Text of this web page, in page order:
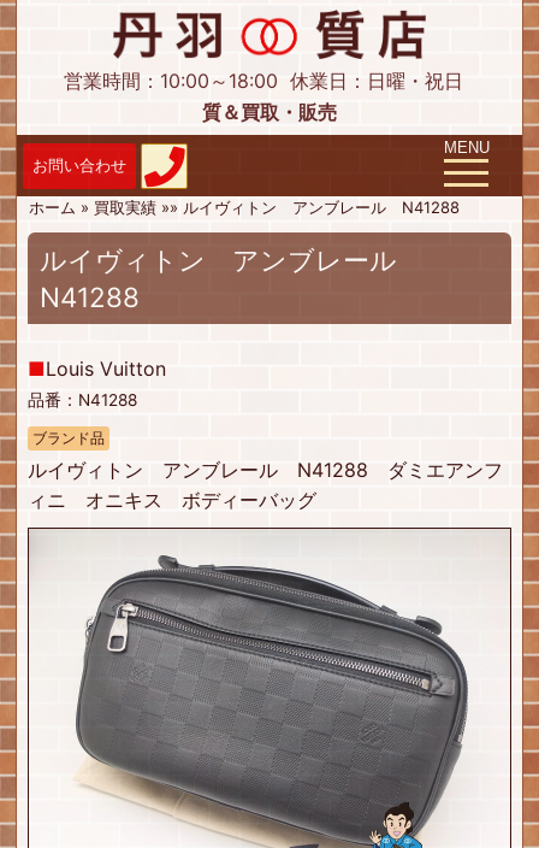
営業時間：10:00～18:00 休業日：日曜・祝日
質＆買取・販売
Toggle
MENU
ホーム » 買取実績 »» ルイヴィトン アンブレール N41288
ルイヴィトン アンブレール
N41288
■Louis Vuitton
品番：N41288
ブランド品
ルイヴィトン アンブレール N41288 ダミエアンフ
ィニ オニキス ボディーバッグ